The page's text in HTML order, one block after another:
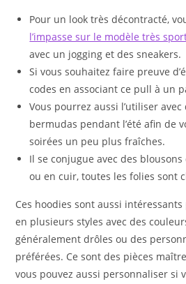
Pour un look très décontracté,
l’impasse sur le modèle très
avec un jogging et des sneakers.
Si vous souhaitez faire preuve
codes en associant ce pull à un
Vous pourrez aussi l’utiliser avec
bermudas pendant l’été afin de
soirées un peu plus fraîches.
Il se conjugue avec des blousons
ou en cuir, toutes les folies sont
Ces hoodies sont aussi
en plusieurs styles avec des
généralement drôles ou des
préférées. Ce sont des pièces
vous pouvez aussi personnaliser si